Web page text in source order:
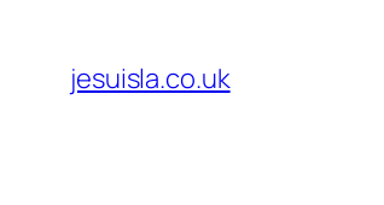
content
jesuisla.co.uk